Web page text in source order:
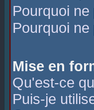
Pourquoi
Pourquoi
Mise en
Qu'est-ce
Puis-je